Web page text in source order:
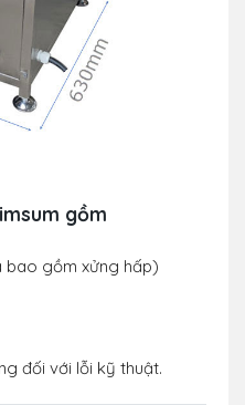
gồm
bao gồm xửng hấp)
đối với lỗi kỹ thuật.